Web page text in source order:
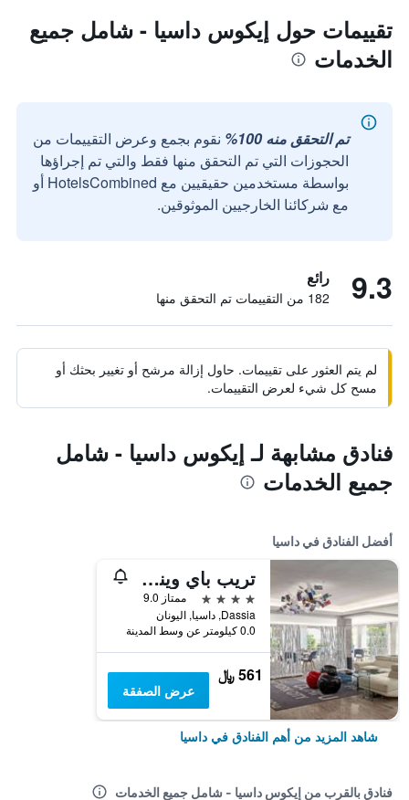
تقييمات حول إيكوس داسيا - شامل جميع
الخدمات
تم التحقق منه 100%
نقوم بجمع وعرض التقييمات من
الحجوزات التي تم التحقق منها فقط والتي تم إجراؤها
بواسطة مستخدمين حقيقيين مع HotelsCombined أو
مع شركائنا الخارجيين الموثوقين.
9.3 رائع
182 من التقييمات تم التحقق منها
لم يتم العثور على تقييمات. حاول إزالة مرشح أو تغيير بحثك أو
مسح كل شيء لعرض التقييمات.
فنادق مشابهة لـ إيكوس داسيا - شامل
جميع الخدمات
أفضل الفنادق في داسيا
تريب باي ويندام كورفو داسيا
4 نجوم
ممتاز 9.0
Dassia, داسيا, اليونان
0.0 كيلومتر عن وسط المدينة
561 ﷼
عرض الصفقة
شاهد المزيد من أهم الفنادق في داسيا
فنادق بالقرب من إيكوس داسيا - شامل جميع الخدمات